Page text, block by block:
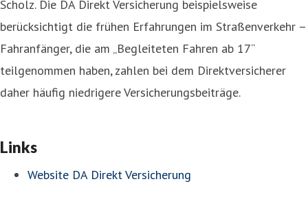
Scholz. Die DA Direkt Versicherung beispielsweise
berücksichtigt die frühen Erfahrungen im Straßenverkehr –
Fahranfänger, die am „Begleiteten Fahren ab 17“
teilgenommen haben, zahlen bei dem Direktversicherer
daher häufig niedrigere Versicherungsbeiträge.
Links
Website DA Direkt Versicherung